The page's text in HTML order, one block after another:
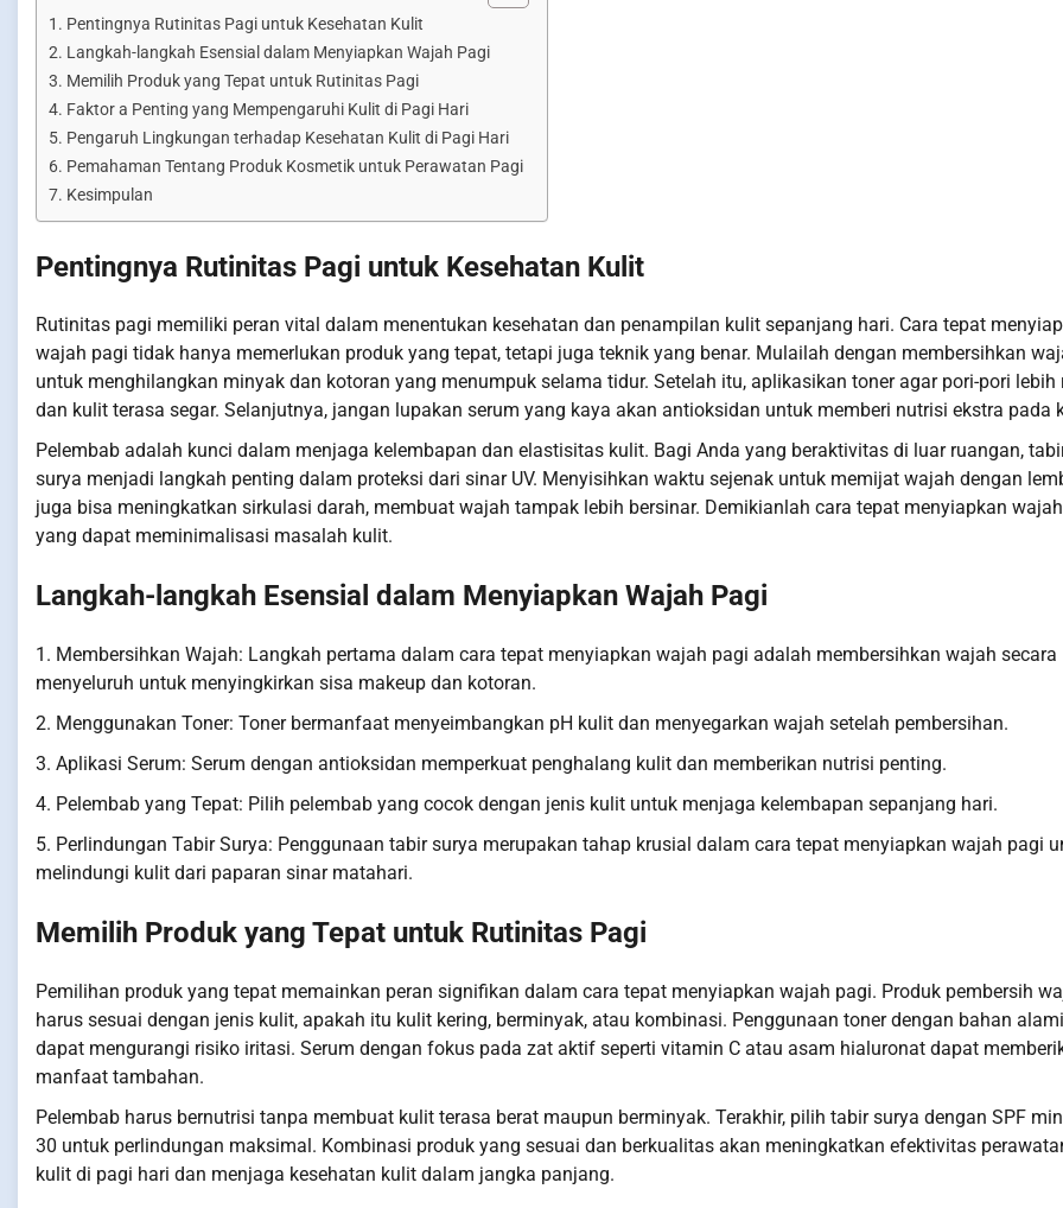
Pentingnya Rutinitas Pagi untuk Kesehatan Kulit
Langkah-langkah Esensial dalam Menyiapkan Wajah Pagi
Memilih Produk yang Tepat untuk Rutinitas Pagi
Faktor a Penting yang Mempengaruhi Kulit di Pagi Hari
Pengaruh Lingkungan terhadap Kesehatan Kulit di Pagi Hari
Pemahaman Tentang Produk Kosmetik untuk Perawatan Pagi
Kesimpulan
Pentingnya Rutinitas Pagi untuk Kesehatan Kulit
Rutinitas pagi memiliki peran vital dalam menentukan kesehatan dan penampilan kulit sepanjang hari. Cara tepat
wajah pagi tidak hanya memerlukan produk yang tepat, tetapi juga teknik yang benar. Mulailah dengan membersihkan
untuk menghilangkan minyak dan kotoran yang menumpuk selama tidur. Setelah itu, aplikasikan toner agar pori-pori lebih
dan kulit terasa segar. Selanjutnya, jangan lupakan serum yang kaya akan antioksidan untuk memberi nutrisi ekstra pada
Pelembab adalah kunci dalam menjaga kelembapan dan elastisitas kulit. Bagi Anda yang beraktivitas di luar ruangan,
surya menjadi langkah penting dalam proteksi dari sinar UV. Menyisihkan waktu sejenak untuk memijat wajah dengan
juga bisa meningkatkan sirkulasi darah, membuat wajah tampak lebih bersinar. Demikianlah cara tepat menyiapkan
yang dapat meminimalisasi masalah kulit.
Langkah-langkah Esensial dalam Menyiapkan Wajah Pagi
1. Membersihkan Wajah: Langkah pertama dalam cara tepat menyiapkan wajah pagi adalah membersihkan wajah secara
menyeluruh untuk menyingkirkan sisa makeup dan kotoran.
2. Menggunakan Toner: Toner bermanfaat menyeimbangkan pH kulit dan menyegarkan wajah setelah pembersihan.
3. Aplikasi Serum: Serum dengan antioksidan memperkuat penghalang kulit dan memberikan nutrisi penting.
4. Pelembab yang Tepat: Pilih pelembab yang cocok dengan jenis kulit untuk menjaga kelembapan sepanjang hari.
5. Perlindungan Tabir Surya: Penggunaan tabir surya merupakan tahap krusial dalam cara tepat menyiapkan wajah pagi
melindungi kulit dari paparan sinar matahari.
Memilih Produk yang Tepat untuk Rutinitas Pagi
Pemilihan produk yang tepat memainkan peran signifikan dalam cara tepat menyiapkan wajah pagi. Produk pembersih
harus sesuai dengan jenis kulit, apakah itu kulit kering, berminyak, atau kombinasi. Penggunaan toner dengan bahan alami
dapat mengurangi risiko iritasi. Serum dengan fokus pada zat aktif seperti vitamin C atau asam hialuronat dapat
manfaat tambahan.
Pelembab harus bernutrisi tanpa membuat kulit terasa berat maupun berminyak. Terakhir, pilih tabir surya dengan SPF
30 untuk perlindungan maksimal. Kombinasi produk yang sesuai dan berkualitas akan meningkatkan efektivitas
kulit di pagi hari dan menjaga kesehatan kulit dalam jangka panjang.